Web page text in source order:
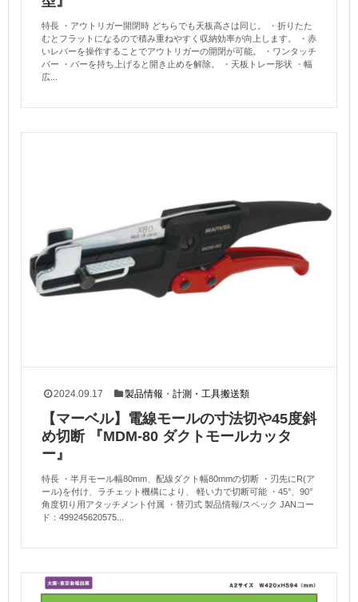
特長 ・アウトリガー開閉時 どちらでも天板高さは同じ。 ・折りたた
むとフラットになるので積み重ねやすく収納効率が向上します。 ・赤
いレバーを操作することでアウトリガーの開閉が可能。 ・ワンタッチ
バー ・バーを持ち上げると開き止めを解除。 ・天板トレー形状 ・幅
広...
2024.09.17 製品情報 ・計測・工具搬送類
【マーベル】電線モールの寸法切や45度斜
め切断 『MDM-80 ダクトモールカッタ
ー』
特長 ・半月モール幅80mm、配線ダクト幅80mmの切断 ・刃先にR(ア
ール)を付け、ラチェット機構により、 軽い力で切断可能 ・45°、90°
角度切り用アタッチメント付属 ・替刃式 製品情報/スペック JANコー
ド：499245620575...